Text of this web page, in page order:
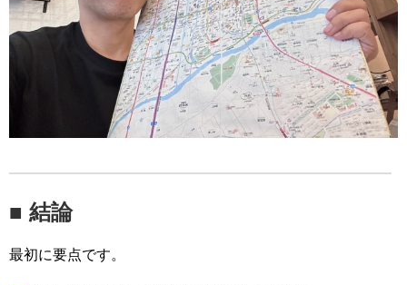
■ 結論
最初に要点です。